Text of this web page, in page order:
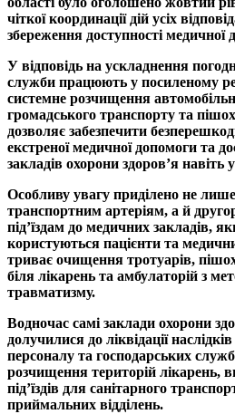
чіткої координації дій усіх
збереження доступності медичної
У відповідь на ускладнення
служби працюють у посиленому
системне розчищення
громадського транспорту та
дозволяє забезпечити
екстреної медичної допомоги та
закладів охорони здоров’я навіть
Особливу увагу приділено не
транспортним артеріям, а й
під’їздам до медичних закладів,
користуються пацієнти та
триває очищення тротуарів,
біля лікарень та амбулаторій з
травматизму.
Водночас самі заклади охорони
долучилися до ліквідації
персоналу та господарських
розчищення територій лікарень,
під’їздів для санітарного
приймальних відділень.